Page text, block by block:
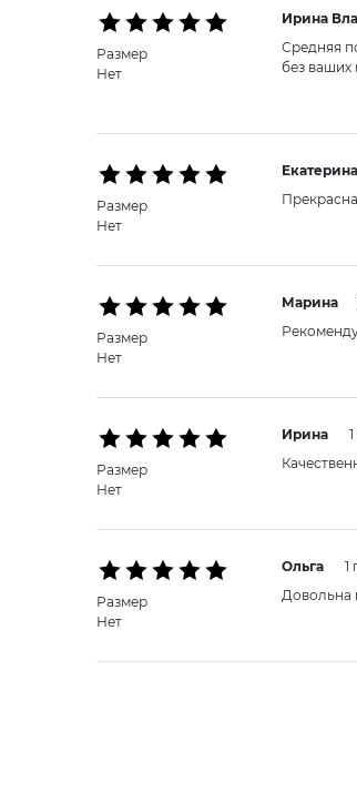
Размер
Нет
Ирина
Средняя
без ваших
Размер
Нет
Екатерина
Размер
Нет
Марина
Размер
Нет
Ирина
Размер
Нет
Ольга
1
Довольна